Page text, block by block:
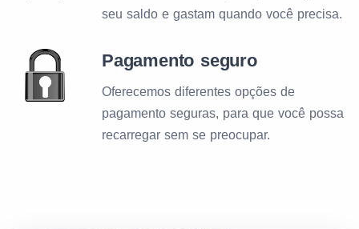
seu saldo e gastam quando você precisa.
Pagamento seguro
Oferecemos diferentes opções de
pagamento seguras, para que você possa
recarregar sem se preocupar.